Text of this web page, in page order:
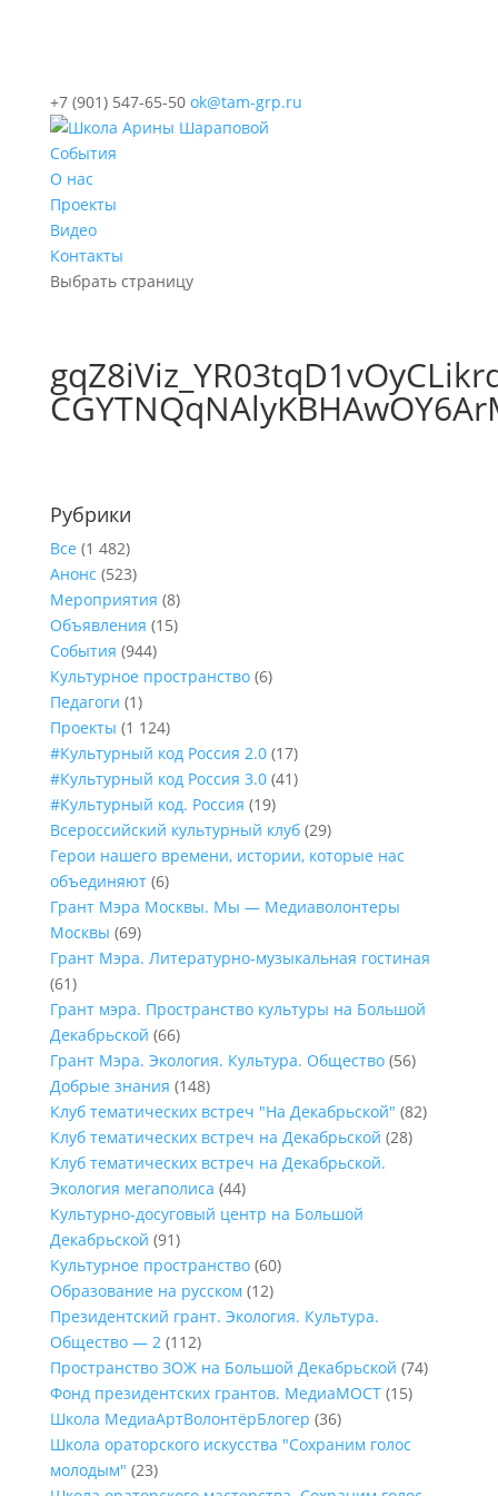
+7 (901) 547-65-50 ok@tam-grp.ru
События
О нас
Проекты
Видео
Контакты
Выбрать страницу
Рубрики
Все (1 482)
Анонс (523)
Мероприятия (8)
Объявления (15)
События (944)
Культурное пространство(6)
Педагоги (1)
Проекты (1 124)
#Культурный код Россия 2.0(17)
#Культурный код Россия 3.0(41)
#Культурный код. Россия (19)
Всероссийский культурный клуб(29)
Герои нашего времени, истории, которые нас
объединяют(6)
Грант Мэра Москвы. Мы — Медиаволонтеры
Москвы (69)
Грант Мэра. Литературно-музыкальная гостиная
(61)
Грант мэра. Пространство культуры на Большой
Декабрьской (66)
Грант Мэра. Экология. Культура. Общество(56)
Добрые знания (148)
Клуб тематических встреч "На Декабрьской" (82)
Клуб тематических встреч на Декабрьской (28)
Клуб тематических встреч на Декабрьской.
Экология мегаполиса (44)
Культурно-досуговый центр на Большой
Декабрьской (91)
Культурное пространство(60)
Образование на русском (12)
Президентский грант. Экология. Культура.
Общество — 2(112)
Пространство ЗОЖ на Большой Декабрьской (74)
Фонд президентских грантов. МедиаМОСТ(15)
Школа МедиаАртВолонтёрБлогер (36)
Школа ораторского искусства "Сохраним голос
молодым" (23)